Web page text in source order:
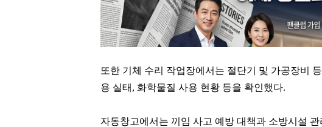
또한 기체 수리 작업장에서는 절단기 및 가공장비
용 실태, 화학물질 사용 현황 등을 확인했다.
자동창고에서는 끼임 사고 예방 대책과 소방시설